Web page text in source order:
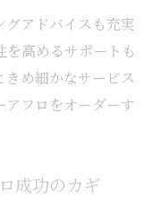
イメージ共有方
伝え方とポイン
活用術
アドバイスも充実
を高めるサポートも
め細かなサービス
フロをオーダーす
成功のカギ